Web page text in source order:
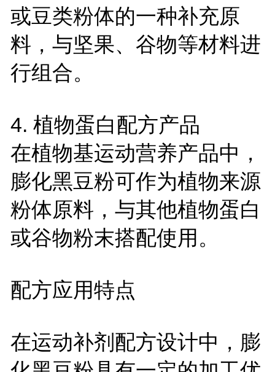
或豆类粉体的一种补充原
料，与坚果、谷物等材料进
行组合。
4. 植物蛋白配方产品
在植物基运动营养产品中，
膨化黑豆粉可作为植物来源
粉体原料，与其他植物蛋白
或谷物粉末搭配使用。
配方应用特点
在运动补剂配方设计中，膨